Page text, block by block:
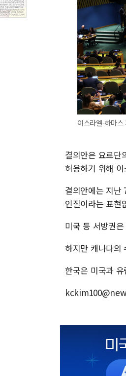
이스라엘-하마
결의안은 요르단
허용하기 위해
결의안에는 지난
인질이라는 표현
미국 등 서방권
하지만 캐나다의
한국은 미국과